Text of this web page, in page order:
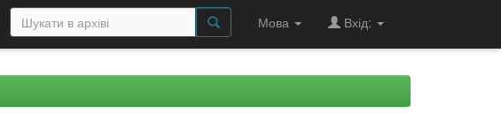
Мова Вхід: